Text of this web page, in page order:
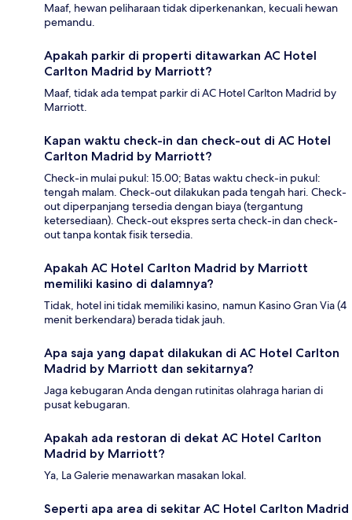
Maaf, hewan peliharaan tidak diperkenankan, kecuali hewan
pemandu.
Apakah parkir di properti ditawarkan AC Hotel
Carlton Madrid by Marriott?
Maaf, tidak ada tempat parkir di AC Hotel Carlton Madrid by
Marriott.
Kapan waktu check-in dan check-out di AC Hotel
Carlton Madrid by Marriott?
Check-in mulai pukul: 15.00; Batas waktu check-in pukul:
tengah malam. Check-out dilakukan pada tengah hari. Check-
out diperpanjang tersedia dengan biaya (tergantung
ketersediaan). Check-out ekspres serta check-in dan check-
out tanpa kontak fisik tersedia.
Apakah AC Hotel Carlton Madrid by Marriott
memiliki kasino di dalamnya?
Tidak, hotel ini tidak memiliki kasino, namun Kasino Gran Via (4
menit berkendara) berada tidak jauh.
Apa saja yang dapat dilakukan di AC Hotel Carlton
Madrid by Marriott dan sekitarnya?
Jaga kebugaran Anda dengan rutinitas olahraga harian di
pusat kebugaran.
Apakah ada restoran di dekat AC Hotel Carlton
Madrid by Marriott?
Ya, La Galerie menawarkan masakan lokal.
Seperti apa area di sekitar AC Hotel Carlton Madrid